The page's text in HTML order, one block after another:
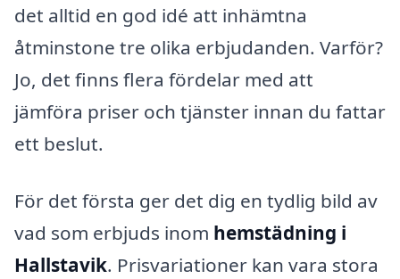
det alltid en god idé att inhämtna
åtminstone tre olika erbjudanden. Varför?
Jo, det finns flera fördelar med att
jämföra priser och tjänster innan du fattar
ett beslut.
För det första ger det dig en tydlig bild av
vad som erbjuds inom hemstädning i
Hallstavik. Prisvariationer kan vara stora